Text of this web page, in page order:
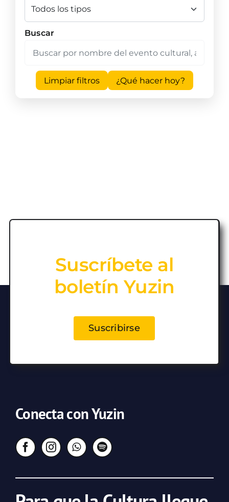
Buscar
Limpiar filtros ¿Qué hacer hoy?
Suscríbete al
boletín Yuzin
Suscribirse
Conecta con Yuzin